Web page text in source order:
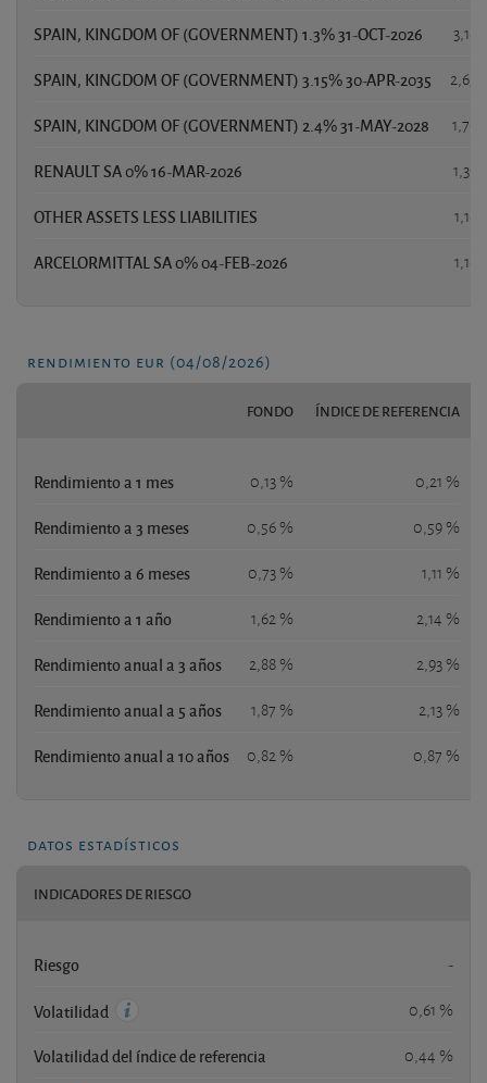
SPAIN, KINGDOM OF (GOVERNMENT) 1.3% 31-OCT-2026 3,18
SPAIN, KINGDOM OF (GOVERNMENT) 3.15% 30-APR-2035 2,65
SPAIN, KINGDOM OF (GOVERNMENT) 2.4% 31-MAY-2028 1,76
RENAULT SA 0% 16-MAR-2026 1,39
OTHER ASSETS LESS LIABILITIES 1,18
ARCELORMITTAL SA 0% 04-FEB-2026 1,16
rendimiento eur (04/08/2026)
FONDO ÍNDICE DE REFERENCIA
Rendimiento a 1 mes 0,13 % 0,21 %
Rendimiento a 3 meses 0,56 % 0,59 %
Rendimiento a 6 meses 0,73 % 1,11 %
Rendimiento a 1 año 1,62 % 2,14 %
Rendimiento anual a 3 años 2,88 % 2,93 %
Rendimiento anual a 5 años 1,87 % 2,13 %
Rendimiento anual a 10 años 0,82 % 0,87 %
datos estadísticos
INDICADORES DE RIESGO
Riesgo -
Volatilidad 0,61 %
Volatilidad del índice de referencia 0,44 %